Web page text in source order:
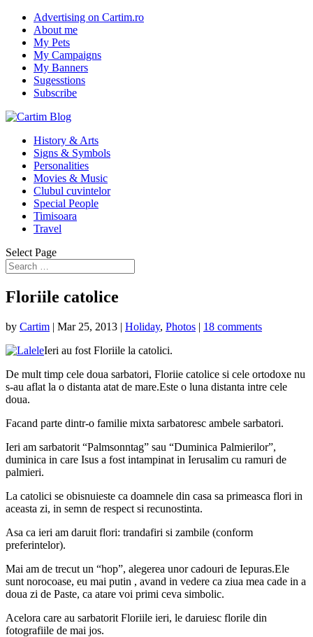
Advertising on Cartim.ro
About me
My Pets
My Campaigns
My Banners
Sugesstions
Subscribe
History & Arts
Signs & Symbols
Personalities
Movies & Music
Clubul cuvintelor
Special People
Timisoara
Travel
Select Page
Floriile catolice
by Cartim | Mar 25, 2013 | Holiday, Photos | 18 comments
Ieri au fost Floriile la catolici.
De mult timp cele doua sarbatori, Floriie catolice si cele ortodoxe nu
s-au aflat la o distanta atat de mare.Este o luna distanta intre cele
doua.
Facand parte dintr-o familie mixta sarbatoresc ambele sarbatori.
Ieri am sarbatorit “Palmsonntag” sau “Duminica Palmierilor”,
duminica in care Isus a fost intampinat in Ierusalim cu ramuri de
palmieri.
La catolici se obisnuieste ca doamnele din casa sa primeasca flori in
aceasta zi, in semn de respect si recunostinta.
Asa ca ieri am daruit flori: trandafiri si zambile (conform
preferintelor).
Mai am de trecut un “hop”, alegerea unor cadouri de Iepuras.Ele
sunt norocoase, eu mai putin , avand in vedere ca ziua mea cade in a
doua zi de Paste, ca atare voi primi ceva simbolic.
Acelora care au sarbatorit Floriile ieri, le daruiesc florile din
fotografiile de mai jos.